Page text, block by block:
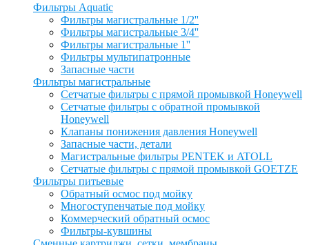
Фильтры Aquatic
Фильтры магистральные 1/2''
Фильтры магистральные 3/4''
Фильтры магистральные 1''
Фильтры мультипатронные
Запасные части
Фильтры магистральные
Сетчатые фильтры с прямой промывкой Honeywell
Сетчатые фильтры с обратной промывкой
Honeywell
Клапаны понижения давления Honeywell
Запасные части, детали
Магистральные фильтры PENTEK и ATOLL
Сетчатые фильтры с прямой промывкой GOETZE
Фильтры питьевые
Обратный осмос под мойку
Многоступенчатые под мойку
Коммерческий обратный осмос
Фильтры-кувшины